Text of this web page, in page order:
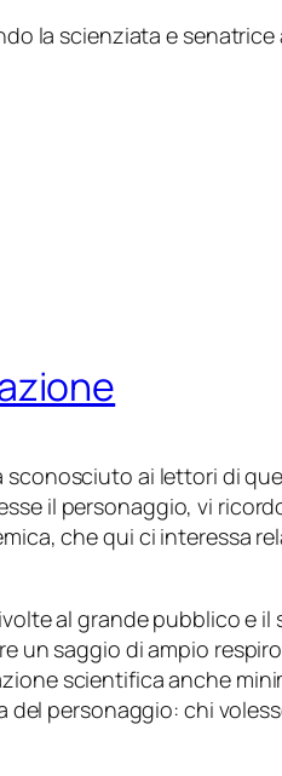
la scienziata e senatrice
sconosciuto ai lettori di
il personaggio, vi
che qui ci interessa
al grande pubblico e
un saggio di ampio
scientifica anche
del personaggio: chi